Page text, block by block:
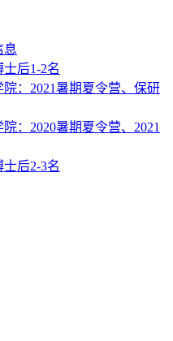
息
后1-2名
：2021暑期夏令营、保研
：2020暑期夏令营、2021
后2-3名